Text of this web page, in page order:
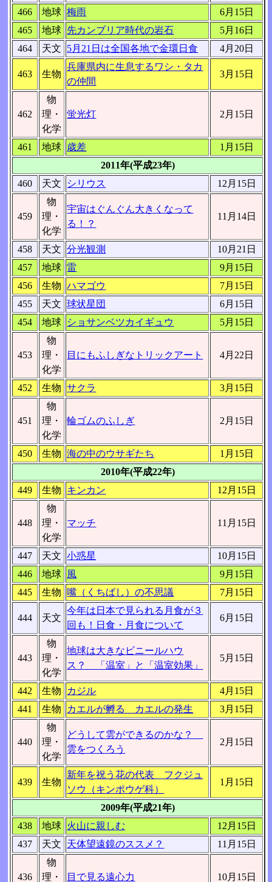
466 地球 梅雨
6月15日
465
地球 先カンブリア時代の岩石
5月16日
464
天文 5月21日は全国各地で金環日食 4月20日
463 生物
兵庫県内に生息するワシ・タカ
の仲間
3月15日
462
物
理・
化学
蛍光灯 2月15日
461 地球 歳差
1月15日
2011年(平成23年)
460
天文 シリウス 12月15日
459
物
理・
化学
宇宙はぐんぐん大きくなって
る！？
11月14日
458 天文 分光観測
10月21日
457
地球 雷
9月15日
456
生物 ハマゴウ
7月15日
455
天文 球状星団
6月15日
454
地球 ショサンベツカイギュウ 5月15日
453
物
理・
化学
目にもふしぎなトリックアート 4月22日
452 生物 サクラ 3月15日
451
物
理・
化学
輪ゴムのふしぎ 2月15日
450 生物 海の中のウサギたち
1月15日
2010年(平成22年)
449
生物 キンカン 12月15日
448
物
理・
化学
マッチ 11月15日
447 天文 小惑星
10月15日
446
地球 風
9月15日
445
生物 嘴（くちばし）の不思議 7月15日
444 天文
今年は日本で見られる月食が３
回も！日食・月食について
6月15日
443
物
理・
化学
地球は大きなビニールハウ
ス？ 「温室」と「温室効果」
5月15日
442 生物 カジル
4月15日
441
生物 カエルが孵る カエルの発生 3月15日
440
物
理・
化学
どうして雲ができるのかな？
雲をつくろう
2月15日
439 生物
新年を祝う花の代表 フクジュ
ソウ（キンポウゲ科）
1月15日
2009年(平成21年)
438
地球 火山に親しむ
12月15日
437
天文 天体望遠鏡のススメ？ 11月15日
436
物
理・
目で見る遠心力 10月15日